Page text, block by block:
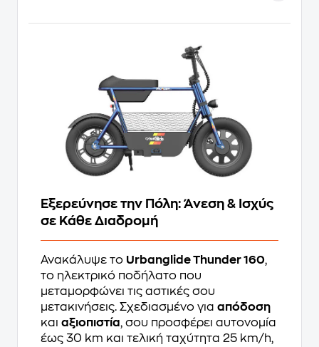
Εξερεύνησε την Πόλη: Άνεση & Ισχύς
σε Κάθε Διαδρομή
Ανακάλυψε το Urbanglide Thunder 160,
το ηλεκτρικό ποδήλατο που
μεταμορφώνει τις αστικές σου
μετακινήσεις. Σχεδιασμένο για απόδοση
και αξιοπιστία, σου προσφέρει αυτονομία
έως 30 km και τελική ταχύτητα 25 km/h,